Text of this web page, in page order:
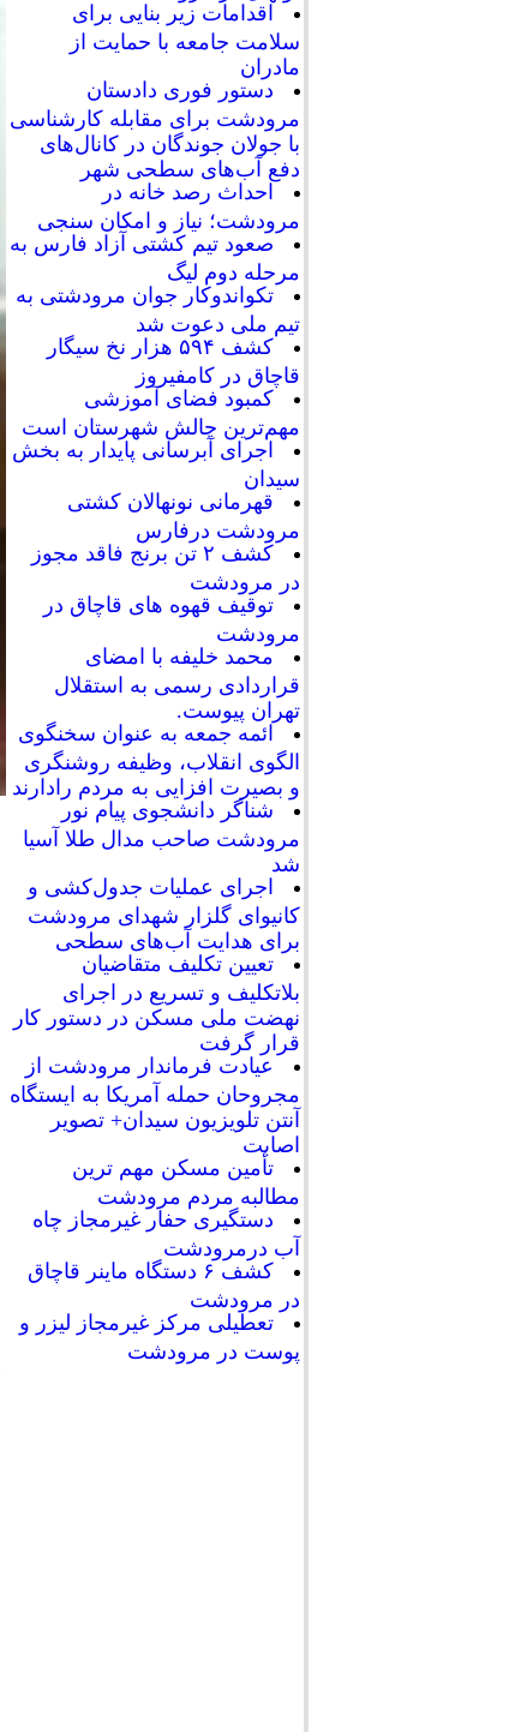
اقدامات زیر بنایی برای
سلامت جامعه با حمایت از
مادران
دستور فوری دادستان
مرودشت برای مقابله کارشناسی
با جولان جوندگان در کانال‌های
دفع آب‌های سطحی شهر
احداث رصد خانه در
مرودشت؛ نیاز و امکان سنجی
صعود تیم کشتی آزاد فارس به
مرحله دوم لیگ
تکواندوکار جوان مرودشتی به
تیم ملی دعوت شد
کشف ۵۹۴ هزار نخ سیگار
قاچاق در کامفیروز
کمبود فضای آموزشی
مهم‌ترین چالش شهرستان است
اجرای آبرسانی پایدار به بخش
سیدان
قهرمانی نونهالان کشتی
مرودشت درفارس
کشف ۲ تن برنج فاقد مجوز
در مرودشت
توقیف قهوه های قاچاق در
مرودشت
محمد خلیفه با امضای
قراردادی رسمی به استقلال
تهران پیوست.
ائمه جمعه به عنوان سخنگوی
الگوی انقلاب، وظیفه روشنگری
و بصیرت افزایی به مردم رادارند
شناگر دانشجوی پیام نور
مرودشت صاحب مدال طلا آسیا
شد
اجرای عملیات جدول‌کشی و
کانیوای گلزار شهدای مرودشت
برای هدایت آب‌های سطحی
تعیین تکلیف متقاضیان
بلاتکلیف و تسریع در اجرای
نهضت ملی مسکن در دستور کار
قرار گرفت
عیادت فرماندار مرودشت از
مجروحان حمله آمریکا به ایستگاه
آنتن تلویزیون سیدان+ تصویر
اصابت
تأمین مسکن مهم ترین
مطالبه مردم مرودشت
دستگیری حفار غیرمجاز چاه
آب درمرودشت
کشف ۶ دستگاه ماینر قاچاق
در مرودشت
تعطیلی مرکز غیرمجاز لیزر و
پوست در مرودشت